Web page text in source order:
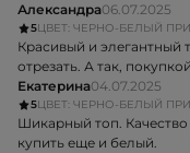
Александра06.07.2025
5ЦВЕТ: ЧЕРНО-БЕЛЫЙ
Красивый и элегантный
отрезать. А так,
Екатерина04.07.2025
5ЦВЕТ: ЧЕРНО-БЕЛЫЙ
Шикарный топ.
купить еще и белый.